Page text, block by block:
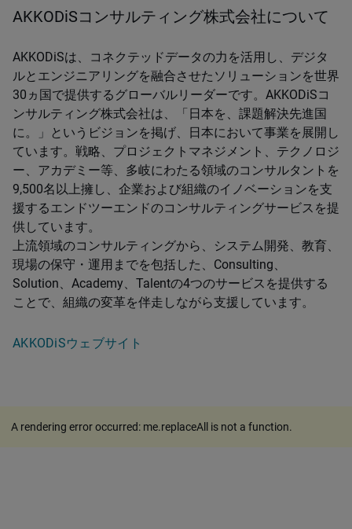
AKKODiSコンサルティング株式会社について
AKKODiSは、コネクテッドデータの力を活用し、デジタ
ルとエンジニアリングを融合させたソリューションを世界
30ヵ国で提供するグローバルリーダーです。AKKODiSコ
ンサルティング株式会社は、「日本を、課題解決先進国
に。」というビジョンを掲げ、日本において事業を展開し
ています。戦略、プロジェクトマネジメント、テクノロジ
ー、アカデミー等、多岐にわたる領域のコンサルタントを
9,500名以上擁し、企業および組織のイノベーションを支
援するエンドツーエンドのコンサルティングサービスを提
供しています。
上流領域のコンサルティングから、システム開発、教育、
現場の保守・運用までを包括した、Consulting、
Solution、Academy、Talentの4つのサービスを提供する
ことで、組織の変革を伴走しながら支援しています。
AKKODiSウェブサイト
A rendering error occurred: me.replaceAll is not a function.